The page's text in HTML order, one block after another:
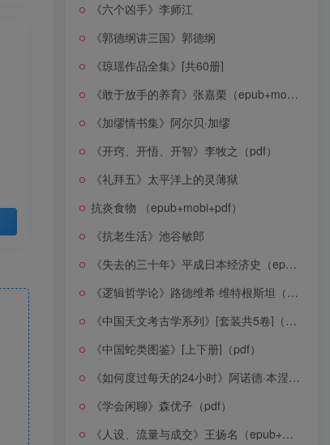
《六个凶手》李师江
《郭德纲讲三国》郭德纲
《琼瑶作品全集》[共60册]
《敢于放手的养育》张嘉栗（epub+mobi+azw3+pdf）
《加缪情书集》阿尔贝·加缪
《开窍、开悟、开智》李牧之（pdf）
《礼拜五》太平洋上的灵薄狱
抗炎食物 （epub+mobi+pdf）
《抗老生活》池谷敏郎
《失去的三十年》平成日本经济史（epub+mobi+azw3+pdf）
《逻辑哲学论》路德维希·维特根斯坦（epub+mobi+azw3+pdf）
《中国天文考古学系列》[套装共5卷]（epub+mobi+azw3+pdf）
《中国蛇类图鉴》[上下册]（pdf）
《如何度过每天的24小时》阿诺德·本涅特（epub+mobi+azw3+pdf）
《学会闲聊》森优子（pdf）
《人设、流量与成交》王扬名（epub+mobi+azw3+pdf）